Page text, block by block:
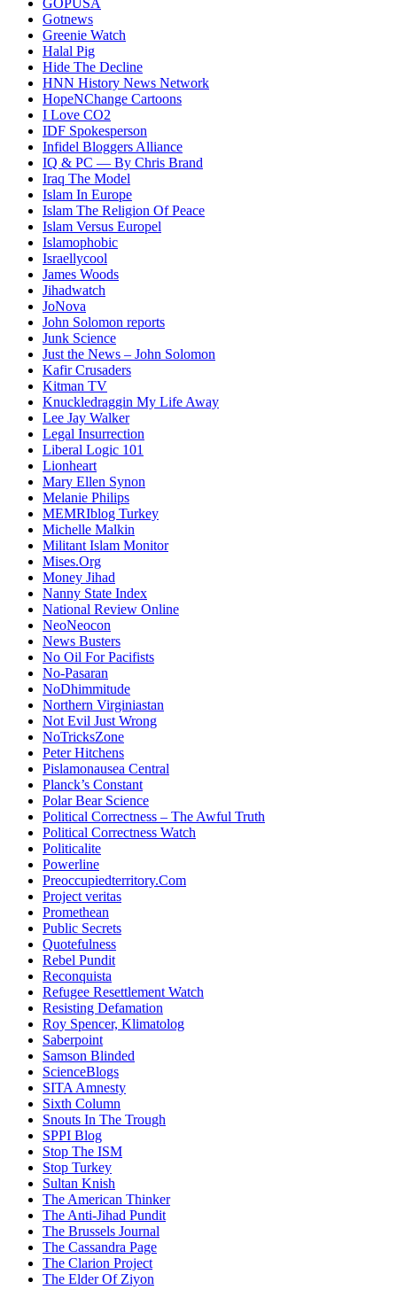
GOPUSA
Gotnews
Greenie Watch
Halal Pig
Hide The Decline
HNN History News Network
HopeNChange Cartoons
I Love CO2
IDF Spokesperson
Infidel Bloggers Alliance
IQ & PC — By Chris Brand
Iraq The Model
Islam In Europe
Islam The Religion Of Peace
Islam Versus Europel
Islamophobic
Israellycool
James Woods
Jihadwatch
JoNova
John Solomon reports
Junk Science
Just the News – John Solomon
Kafir Crusaders
Kitman TV
Knuckledraggin My Life Away
Lee Jay Walker
Legal Insurrection
Liberal Logic 101
Lionheart
Mary Ellen Synon
Melanie Philips
MEMRIblog Turkey
Michelle Malkin
Militant Islam Monitor
Mises.Org
Money Jihad
Nanny State Index
National Review Online
NeoNeocon
News Busters
No Oil For Pacifists
No-Pasaran
NoDhimmitude
Northern Virginiastan
Not Evil Just Wrong
NoTricksZone
Peter Hitchens
Pislamonausea Central
Planck’s Constant
Polar Bear Science
Political Correctness – The Awful Truth
Political Correctness Watch
Politicalite
Powerline
Preoccupiedterritory.Com
Project veritas
Promethean
Public Secrets
Quotefulness
Rebel Pundit
Reconquista
Refugee Resettlement Watch
Resisting Defamation
Roy Spencer, Klimatolog
Saberpoint
Samson Blinded
ScienceBlogs
SITA Amnesty
Sixth Column
Snouts In The Trough
SPPI Blog
Stop The ISM
Stop Turkey
Sultan Knish
The American Thinker
The Anti-Jihad Pundit
The Brussels Journal
The Cassandra Page
The Clarion Project
The Elder Of Ziyon